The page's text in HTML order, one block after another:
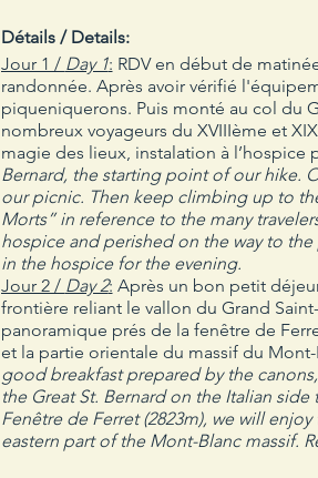
Détails / Details:
Jour 1 / Day 1: RDV en début de
randonnée. Après avoir vérifié
piqueniquerons. Puis monté au col du
nombreux voyageurs du XVIIIème et
magie des lieux, instalation à l’hospice
Bernard, the starting point of our hike.
our picnic. Then keep climbing up to
Morts” in reference to the many
hospice and perished on the way to
in the hospice for the evening.
Jour 2 / Day 2: Après un bon petit
frontière reliant le vallon du Grand
panoramique prés de la fenêtre de
et la partie orientale du massif du
good breakfast prepared by the
the Great St. Bernard on the Italian
Fenêtre de Ferret (2823m), we will
eastern part of the Mont-Blanc massif.